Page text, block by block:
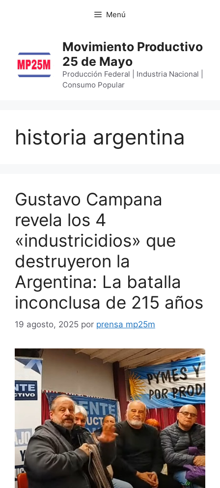
Menú
Movimiento Productivo
25 de Mayo
Producción Federal | Industria Nacional |
Consumo Popular
historia argentina
Gustavo Campana
revela los 4
«industricidios» que
destruyeron la
Argentina: La batalla
inconclusa de 215 años
19 agosto, 2025 por prensa mp25m